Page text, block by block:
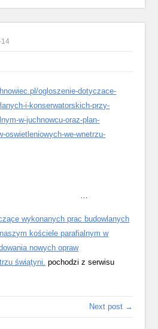
14
ogloszenie-dotyczace-
i-konserwatorskich-przy-
w-juchnowcu-oraz-plan-
oswietleniowych-we-wnetrzu-
wykonanych prac budowlanych
kościele parafialnym w
nowych opraw
świątyni. pochodzi z serwisu
Next post →